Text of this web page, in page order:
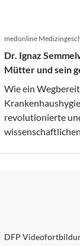
medonline
Dr. Ignaz
Mütter und sein
Irrenanstalt
Wie ein
revolutionierte
DFP